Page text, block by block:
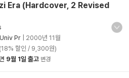
Era (Hardcover, 2 Revised
Pr
2000년 11월
할인 / 9,300원)
9월 1일 출고 변경